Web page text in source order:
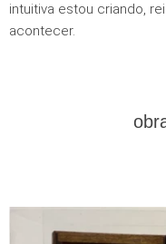
intuitiva estou criando,
acontecer.